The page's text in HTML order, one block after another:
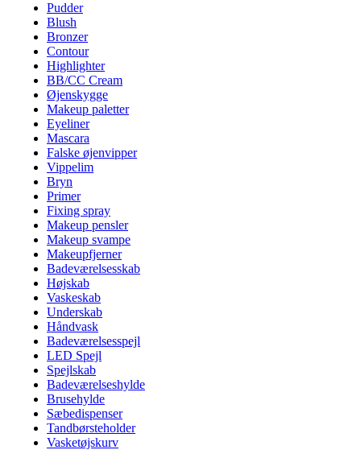
Pudder
Blush
Bronzer
Contour
Highlighter
BB/CC Cream
Øjenskygge
Makeup paletter
Eyeliner
Mascara
Falske øjenvipper
Vippelim
Bryn
Primer
Fixing spray
Makeup pensler
Makeup svampe
Makeupfjerner
Badeværelsesskab
Højskab
Vaskeskab
Underskab
Håndvask
Badeværelsesspejl
LED Spejl
Spejlskab
Badeværelseshylde
Brusehylde
Sæbedispenser
Tandbørsteholder
Vasketøjskurv